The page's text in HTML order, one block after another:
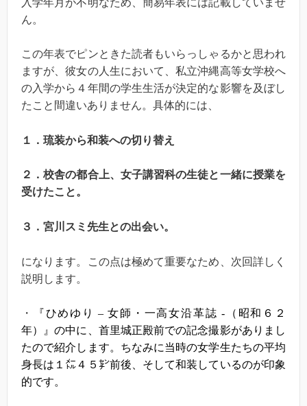
ん。
この年表でピンときた読者もいらっしゃるかと思われ
ますが、彼女の人生において、私立沖縄高等女学校へ
の入学から４年間の学生生活が決定的な影響を及ぼし
たこと間違いありません。具体的には、
１．琉装から和装への切り替え
２．校舎の都合上、女子講習科の生徒と一緒に授業を
受けたこと。
３．宮川スミ先生との出会い。
になります。この点は極めて重要なため、次回詳しく
説明します。
・
『ひめゆり – 女師・一高女沿革誌 -（昭和６２
年）』の中に、首里城正殿前での記念撮影がありまし
たので紹介します。ちなみに当時の女学生たちの平均
身長は１㍍４５㌢前後、そして和装しているのが印象
的です。